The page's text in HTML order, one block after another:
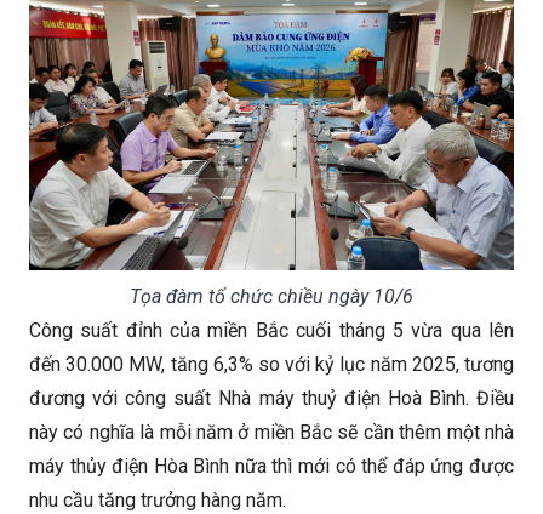
Tọa đàm tổ chức chiều ngày 10/6
Công suất đỉnh của miền Bắc cuối tháng 5 vừa qua lên
đến 30.000 MW, tăng 6,3% so với kỷ lục năm 2025, tương
đương với công suất Nhà máy thuỷ điện Hoà Bình. Điều
này có nghĩa là mỗi năm ở miền Bắc sẽ cần thêm một nhà
máy thủy điện Hòa Bình nữa thì mới có thể đáp ứng được
nhu cầu tăng trưởng hàng năm.